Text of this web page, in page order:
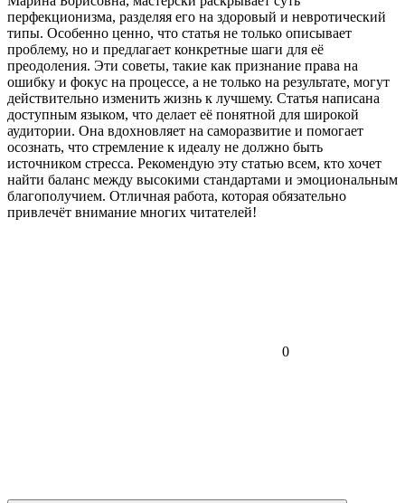
перфекционизма, разделяя его на здоровый и невротический
типы. Особенно ценно, что статья не только описывает
проблему, но и предлагает конкретные шаги для её
преодоления. Эти советы, такие как признание права на
ошибку и фокус на процессе, а не только на результате, могут
действительно изменить жизнь к лучшему. Статья написана
доступным языком, что делает её понятной для широкой
аудитории. Она вдохновляет на саморазвитие и помогает
осознать, что стремление к идеалу не должно быть
источником стресса. Рекомендую эту статью всем, кто хочет
найти баланс между высокими стандартами и эмоциональным
благополучием. Отличная работа, которая обязательно
привлечёт внимание многих читателей!
0